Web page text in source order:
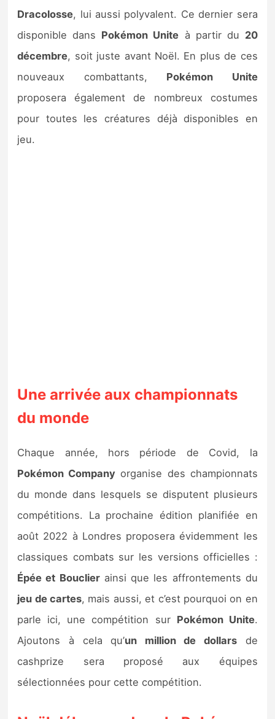
Dracolosse, lui aussi polyvalent. Ce dernier sera
disponible dans Pokémon Unite à partir du 20
décembre, soit juste avant Noël. En plus de ces
nouveaux combattants, Pokémon Unite
proposera également de nombreux costumes
pour toutes les créatures déjà disponibles en
jeu.
Une arrivée aux championnats
du monde
Chaque année, hors période de Covid, la
Pokémon Company organise des championnats
du monde dans lesquels se disputent plusieurs
compétitions. La prochaine édition planifiée en
août 2022 à Londres proposera évidemment les
classiques combats sur les versions officielles :
Épée et Bouclierainsi que les affrontements du
jeu de cartes, mais aussi, et c’est pourquoi on en
parle ici, une compétition sur Pokémon Unite.
Ajoutons à cela qu’un million de dollars de
cashprize sera proposé aux équipes
sélectionnées pour cette compétition.